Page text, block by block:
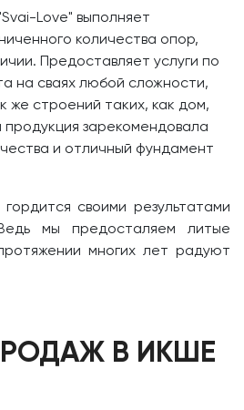
Love" выполняет
количества опор,
Предоставляет услуги по
на сваях любой сложности,
же строений таких, как дом,
зарекомендовала
и отличный фундамент
своими результатами
мы предосталяем литые
многих лет радуют
В ИКШЕ